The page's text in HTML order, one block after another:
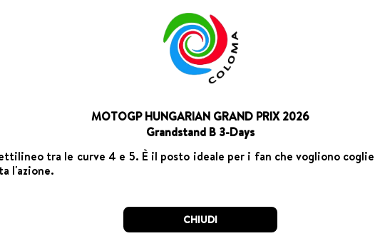
MOTOGP HUNGARIAN GRAND PRIX 2026
Grandstand B 3-Days
tra le curve 4 e 5. È il posto ideale per i fan che vogliono
l'azione.
CHIUDI